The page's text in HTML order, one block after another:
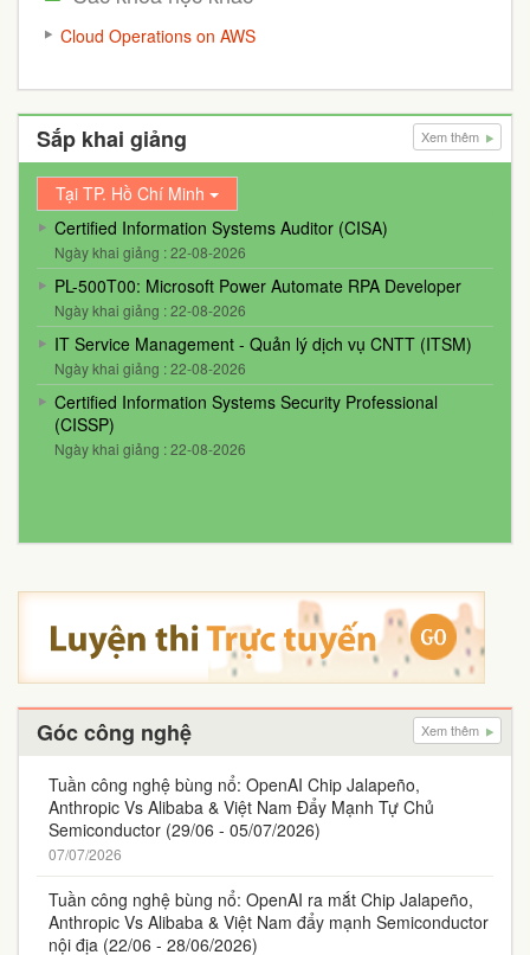
Cloud Operations on AWS
Sắp khai giảng Xem thêm
Tại TP. Hồ Chí Minh
Certified Information Systems Auditor (CISA)
Ngày khai giảng : 22-08-2026
PL-500T00: Microsoft Power Automate RPA Developer
Ngày khai giảng : 22-08-2026
IT Service Management - Quản lý dịch vụ CNTT (ITSM)
Ngày khai giảng : 22-08-2026
Certified Information Systems Security Professional
(CISSP)
Ngày khai giảng : 22-08-2026
Góc công nghệ Xem thêm
Tuần công nghệ bùng nổ: OpenAI Chip Jalapeño,
Anthropic Vs Alibaba & Việt Nam Đẩy Mạnh Tự Chủ
Semiconductor (29/06 - 05/07/2026)
07/07/2026
Tuần công nghệ bùng nổ: OpenAI ra mắt Chip Jalapeño,
Anthropic Vs Alibaba & Việt Nam đẩy mạnh Semiconductor
nội địa (22/06 - 28/06/2026)